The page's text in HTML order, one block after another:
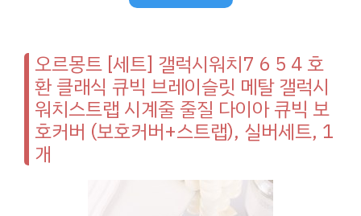
오르몽트 [세트] 갤럭시워치7 6 5 4 호
환 클래식 큐빅 브레이슬릿 메탈 갤럭시
워치스트랩 시계줄 줄질 다이아 큐빅 보
호커버 (보호커버+스트랩), 실버세트, 1
개